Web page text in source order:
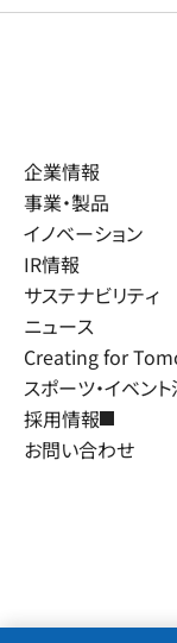
企業情報
事業・製品
イノベーション
IR情報
サステナビリティ
ニュース
Creating for
スポーツ・イベン
採用情報
お問い合わせ